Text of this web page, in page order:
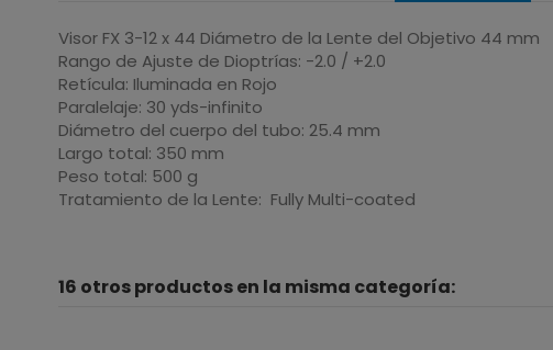
Visor FX 3-12 x 44 Diámetro de la Lente del Objetivo 44 mm
Rango de Ajuste de Dioptrías: -2.0 / +2.0
Retícula: Iluminada en Rojo
Paralelaje: 30 yds-infinito
Diámetro del cuerpo del tubo: 25.4 mm
Largo total: 350 mm
Peso total: 500 g
Tratamiento de la Lente: Fully Multi-coated
16 otros productos en la misma categoría: